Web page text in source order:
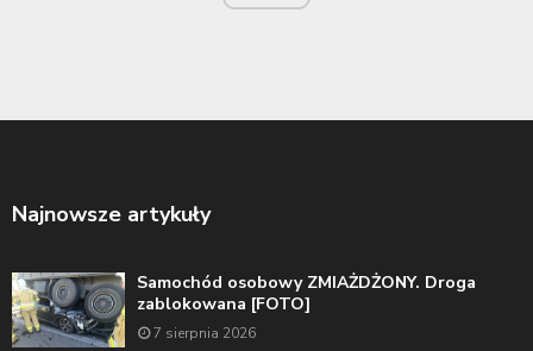
Najnowsze artykuły
Samochód osobowy ZMIAŻDŻONY. Droga
zablokowana [FOTO]
7 sierpnia 2026